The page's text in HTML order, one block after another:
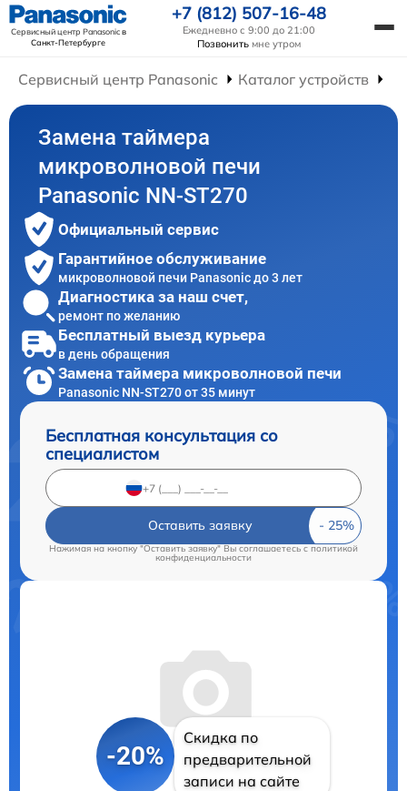
Сервисный центр Panasonicв
Санкт-Петербурге
+7 (812) 507-16-48
Ежедневно с 9:00 до 21:00
Позвонить мне утром
Сервисный центр Panasonic Каталог устройств
Замена таймера
микроволновой печи
Panasonic NN-ST270
Официальный сервис
Гарантийное обслуживание
микроволновой печи Panasonic до 3 лет
Диагностика за наш счет,
ремонт по желанию
Бесплатный выезд курьера
в день обращения
Замена таймера микроволновой печи
Panasonic NN-ST270 от 35 минут
Бесплатная консультация со
специалистом
Оставить заявку
Нажимая на кнопку "Оставить заявку" Вы соглашаетесь cполитикой
конфиденциальности
-20%
Скидка по
предварительной
записи на сайте